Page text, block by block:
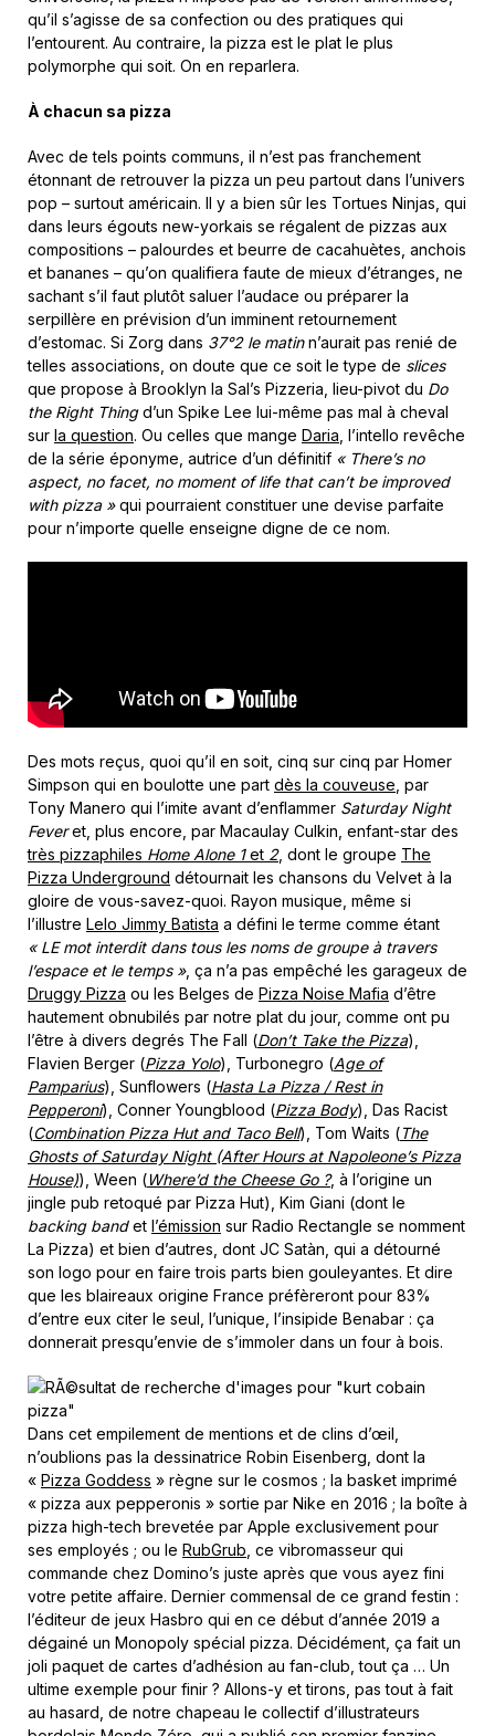
qu’il s’agisse de sa confection ou des pratiques qui
l’entourent. Au contraire, la pizza est le plat le plus
polymorphe qui soit. On en reparlera.
À chacun sa pizza
Avec de tels points communs, il n’est pas franchement
étonnant de retrouver la pizza un peu partout dans l’univers
pop – surtout américain. Il y a bien sûr les Tortues Ninjas, qui
dans leurs égouts new-yorkais se régalent de pizzas aux
compositions – palourdes et beurre de cacahuètes, anchois
et bananes – qu’on qualifiera faute de mieux d’étranges, ne
sachant s’il faut plutôt saluer l’audace ou préparer la
serpillère en prévision d’un imminent retournement
d’estomac. Si Zorg dans 37°2 le matinn’aurait pas renié de
telles associations, on doute que ce soit le type de slices
que propose à Brooklyn la Sal’s Pizzeria, lieu-pivot du Do
the Right Thingd’un Spike Lee lui-même pas mal à cheval
sur la question. Ou celles que mange Daria , l’intello revêche
de la série éponyme, autrice d’un définitif « There’s no
aspect, no facet, no moment of life that can’t be improved
with pizza »qui pourraient constituer une devise parfaite
pour n’importe quelle enseigne digne de ce nom.
Des mots reçus, quoi qu’il en soit, cinq sur cinq par Homer
Simpson qui en boulotte une part dès la couveuse , par
Tony Manero qui l’imite avant d’enflammer Saturday Night
Feveret, plus encore, par Macaulay Culkin, enfant-star des
très pizzaphiles Home Alone 1et 2, dont le groupe The
Pizza Underground détournait les chansons du Velvet à la
gloire de vous-savez-quoi. Rayon musique, même si
l’illustre Lelo Jimmy Batista a défini le terme comme étant
« LE mot interdit dans tous les noms de groupe à travers
l’espace et le temps », ça n’a pas empêché les garageux de
Druggy Pizza ou les Belges de Pizza Noise Mafia d’être
hautement obnubilés par notre plat du jour, comme ont pu
l’être à divers degrés The Fall (Don’t Take the Pizza),
Flavien Berger (Pizza Yolo), Turbonegro (Age of
Pamparius), Sunflowers (Hasta La Pizza / Rest in
Pepperoni), Conner Youngblood (Pizza Body), Das Racist
(Combination Pizza Hut and Taco Bell), Tom Waits (The
Ghosts of Saturday Night (After Hours at Napoleone’s Pizza
House)), Ween (Where’d the Cheese Go ?, à l’origine un
jingle pub retoqué par Pizza Hut), Kim Giani (dont le
backing bandet l’émission sur Radio Rectangle se nomment
La Pizza) et bien d’autres, dont JC Satàn, qui a détourné
son logo pour en faire trois parts bien gouleyantes. Et dire
que les blaireaux origine France préfèreront pour 83%
d’entre eux citer le seul, l’unique, l’insipide Benabar : ça
donnerait presqu’envie de s’immoler dans un four à bois.
Dans cet empilement de mentions et de clins d’œil,
n’oublions pas la dessinatrice Robin Eisenberg, dont la
« Pizza Goddess » règne sur le cosmos ; la basket imprimé
« pizza aux pepperonis » sortie par Nike en 2016 ; la boîte à
pizza high-tech brevetée par Apple exclusivement pour
ses employés ; ou le RubGrub , ce vibromasseur qui
commande chez Domino’s juste après que vous ayez fini
votre petite affaire. Dernier commensal de ce grand festin :
l’éditeur de jeux Hasbro qui en ce début d’année 2019 a
dégainé un Monopoly spécial pizza. Décidément, ça fait un
joli paquet de cartes d’adhésion au fan-club, tout ça … Un
ultime exemple pour finir ? Allons-y et tirons, pas tout à fait
au hasard, de notre chapeau le collectif d’illustrateurs